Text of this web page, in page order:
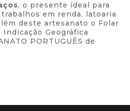
, o presente ideal para
em renda, latoaria
deste artesanato o Folar
Geográfica
PORTUGUÊS de